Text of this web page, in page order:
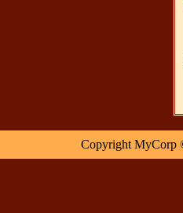
Copyright MyCorp